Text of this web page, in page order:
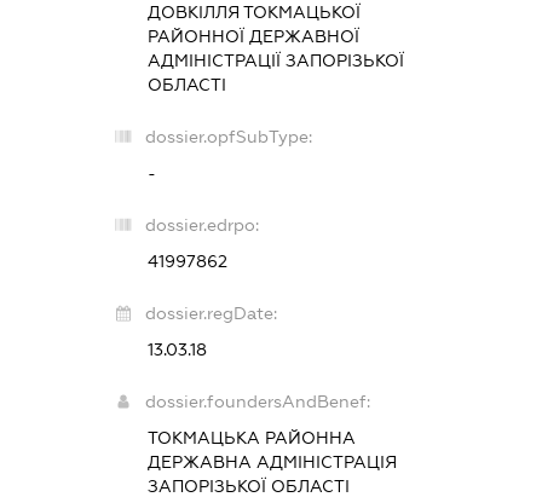
ДОВКІЛЛЯ ТОКМАЦЬКОЇ
РАЙОННОЇ ДЕРЖАВНОЇ
АДМІНІСТРАЦІЇ ЗАПОРІЗЬКОЇ
ОБЛАСТІ
dossier.opfSubType:
-
dossier.edrpo:
41997862
dossier.regDate:
13.03.18
dossier.foundersAndBenef:
ТОКМАЦЬКА РАЙОННА
ДЕРЖАВНА АДМІНІСТРАЦІЯ
ЗАПОРІЗЬКОЇ ОБЛАСТІ